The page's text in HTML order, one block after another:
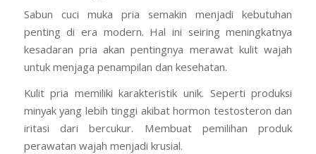
Sabun cuci muka pria semakin menjadi kebutuhan
penting di era modern. Hal ini seiring meningkatnya
kesadaran pria akan pentingnya merawat kulit wajah
untuk menjaga penampilan dan kesehatan.
Kulit pria memiliki karakteristik unik. Seperti produksi
minyak yang lebih tinggi akibat hormon testosteron dan
iritasi dari bercukur. Membuat pemilihan produk
perawatan wajah menjadi krusial.